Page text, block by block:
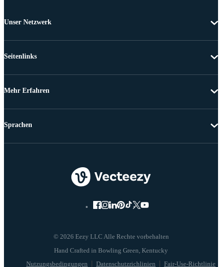
Unser Netzwerk
Seitenlinks
Mehr Erfahren
© 2026 Eezy LLC Alle Rechte vorbehalten
Nutzungsbedingungen Datenschutzrichlinien Fair-Use-Richtlinie
Sprachen